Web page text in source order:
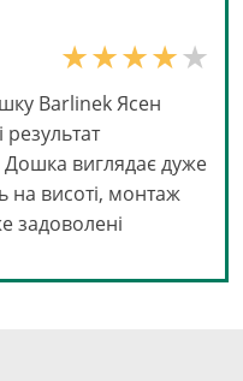
Barlinek Ясен
результат
Дошка виглядає дуже
на висоті, монтаж
задоволені